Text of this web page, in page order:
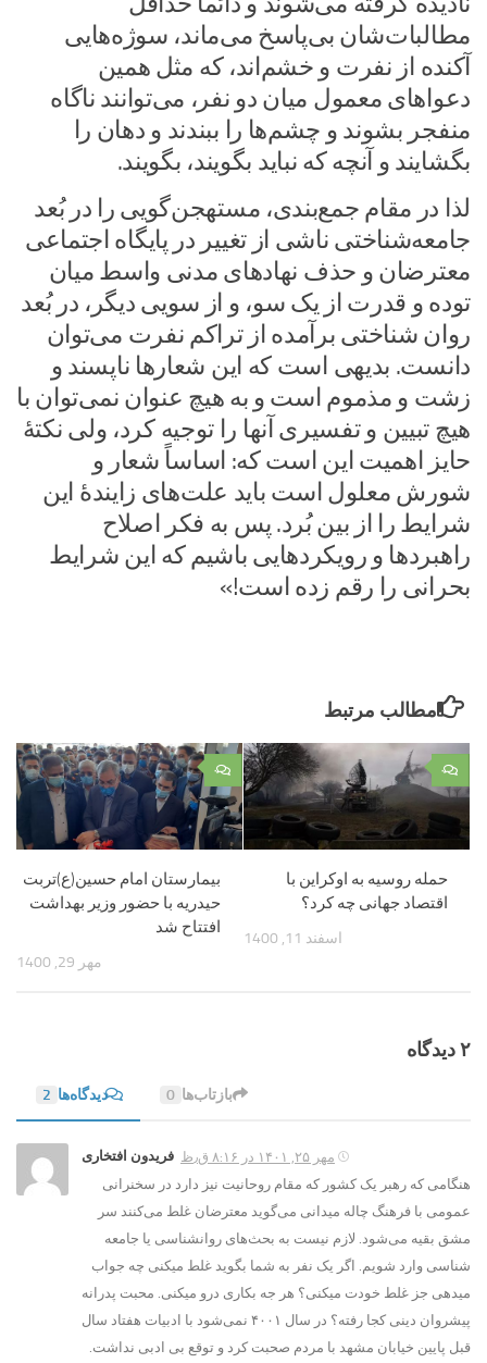
مطالبات‌شان بی‌پاسخ می‌ماند، سوژه‌هایی
آکنده از نفرت و خشم‌اند، که مثل همین
دعواهای معمول میان دو نفر، می‌توانند ناگاه
منفجر بشوند و چشم‌ها را ببندند و دهان را
بگشایند و آنچه که نباید بگویند، بگویند.
لذا در مقام جمع‌بندی، مستهجن‌گویی را در بُعد
جامعه‌شناختی ناشی از تغییر در پایگاه اجتماعی
معترضان و حذف نهادهای مدنی واسط میان
توده و قدرت از یک سو، و از سویی دیگر، در بُعد
روان شناختی برآمده از تراکم نفرت می‌توان
دانست. بدیهی است که این شعارها ناپسند و
زشت و مذموم است و به هیچ عنوان نمی‌توان با
هیچ تبیین و تفسیری آنها را توجیه کرد، ولی نکتۀ
حایز اهمیت این است که: اساساً شعار و
شورش معلول است باید علت‌های زایندۀ این
شرایط را از بین بُرد. پس به فکر اصلاح
راهبردها و رویکردهایی باشیم که این شرایط
بحرانی را رقم زده است!»
مطالب مرتبط
۰
بیمارستان امام حسین(ع)تربت
حیدریه با حضور وزیر بهداشت
افتتاح شد
مهر 29, 1400
۰
حمله روسیه به اوکراین با
اقتصاد جهانی چه کرد؟
اسفند 11, 1400
۲ دیدگاه‌
دیدگاه‌ها 2 بازتاب‌ها 0
فریدون افتخاری
مهر ۲۵, ۱۴۰۱ در ۸:۱۶ ق٫ظ
هنگامی که رهبر یک کشور که مقام روحانیت نیز دارد در سخنرانی
عمومی با فرهنگ چاله میدانی می‌گوید معترضان غلط می‌کنند سر
مشق بقیه می‌شود. لازم نیست به بحث‌های روانشناسی یا جامعه
شناسی وارد شویم. اگر یک نفر به شما بگوید غلط میکنی چه جواب
میدهی جز غلط خودت میکنی؟ هر جه بکاری درو میکنی. محبت پدرانه
پیشروان دینی کجا رفته؟ در سال ۴۰۰۱ نمی‌شود با ادبیات هفتاد سال
قبل پایین خیابان مشهد با مردم صحبت کرد و توقع بی ادبی نداشت.